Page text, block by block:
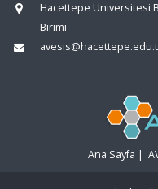
Hacettepe Üniversitesi
Birimi
Ana Sayfa |